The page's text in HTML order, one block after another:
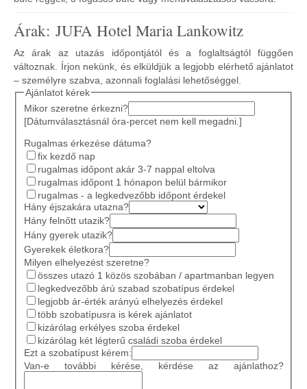
Árak: JUFA Hotel Maria Lankowitz
Az árak az utazás időpontjától és a foglaltságtól függően
változnak. Írjon nekünk, és elküldjük a legjobb elérhető ajánlatot
– személyre szabva, azonnali foglalási lehetőséggel.
Ajánlatot kérek
Mikor szeretne érkezni?
[Dátumválasztásnál óra-percet nem kell megadni.]
Rugalmas érkezése dátuma?
fix kezdő nap
rugalmas időpont akár 3-7 nappal eltolva
rugalmas időpont 1 hónapon belül bármikor
rugalmas - a legkedvezőbb időpont érdekel
Hány éjszakára utazna?
Hány felnőtt utazik?
Hány gyerek utazik?
Gyerekek életkora?
Milyen elhelyezést szeretne?
összes utazó 1 közös szobában / apartmanban legyen
legkedvezőbb árú szabad szobatípus érdekel
legjobb ár-érték arányú elhelyezés érdekel
több szobatípusra is kérek ajánlatot
kizárólag erkélyes szoba érdekel
kizárólag két légterű családi szoba érdekel
Ezt a szobatípust kérem:
Van-e további kérése, kérdése az ajánlathoz?